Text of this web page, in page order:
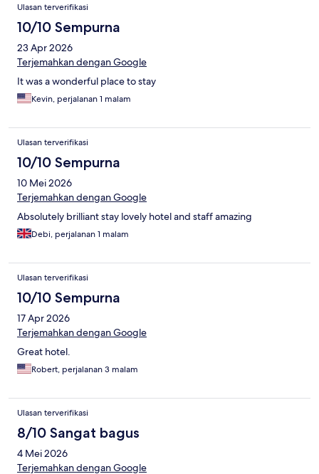
Ulasan terverifikasi
10/10 Sempurna
23 Apr 2026
Terjemahkan dengan Google
It was a wonderful place to stay
Kevin, perjalanan 1 malam
Ulasan terverifikasi
10/10 Sempurna
10 Mei 2026
Terjemahkan dengan Google
Absolutely brilliant stay lovely hotel and staff amazing
Debi, perjalanan 1 malam
Ulasan terverifikasi
10/10 Sempurna
17 Apr 2026
Terjemahkan dengan Google
Great hotel.
Robert, perjalanan 3 malam
Ulasan terverifikasi
8/10 Sangat bagus
4 Mei 2026
Terjemahkan dengan Google